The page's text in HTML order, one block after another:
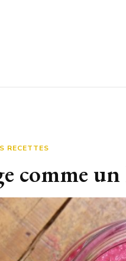
RECETTES
comme